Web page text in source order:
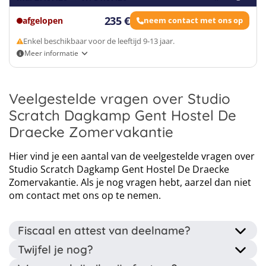
13
14
15
Dagkamp tijden: 09:00-16:00
afgelopen 235 € neem contact met ons op
Enkel beschikbaar voor de leeftijd 9-13 jaar.
Meer informatie
Dagkamp - zonder overnachting
Dagkamp tijden: 09:00-16:00
Veelgestelde vragen over Studio
Scratch Dagkamp Gent Hostel De
Draecke Zomervakantie
Hier vind je een aantal van de veelgestelde vragen over
Studio Scratch Dagkamp Gent Hostel De Draecke
Zomervakantie. Als je nog vragen hebt, aarzel dan niet
om contact met ons op te nemen.
Fiscaal en attest van deelname?
Dit kamp wordt georganiseerd door een erkende
Twijfel je nog?